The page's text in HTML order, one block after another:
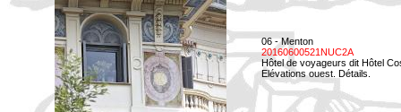
06 - Menton
20160600521NUC2A
Hôtel de voyageurs dit Hôtel
Elévations ouest. Détails.